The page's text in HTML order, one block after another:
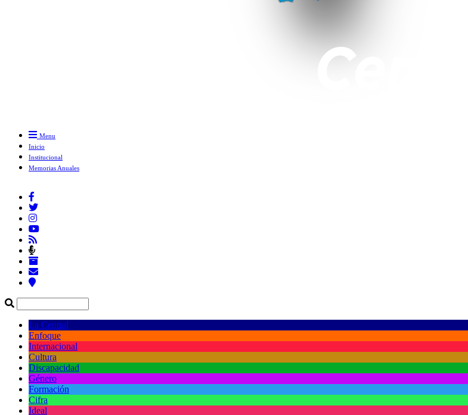
Menu
Inicio
Institucional
Memorias Anuales
La Central
Enfoque
Internacional
Cultura
Discapacidad
Género
Formación
Cifra
Ideal